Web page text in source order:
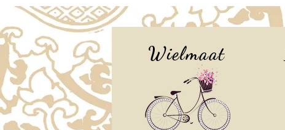
Wielmaat